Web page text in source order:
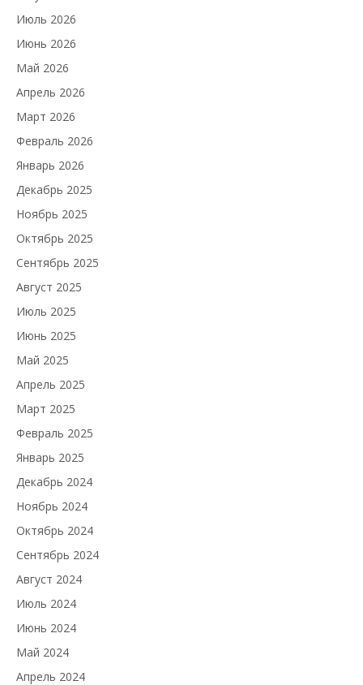
Июль 2026
Июнь 2026
Май 2026
Апрель 2026
Март 2026
Февраль 2026
Январь 2026
Декабрь 2025
Ноябрь 2025
Октябрь 2025
Сентябрь 2025
Август 2025
Июль 2025
Июнь 2025
Май 2025
Апрель 2025
Март 2025
Февраль 2025
Январь 2025
Декабрь 2024
Ноябрь 2024
Октябрь 2024
Сентябрь 2024
Август 2024
Июль 2024
Июнь 2024
Май 2024
Апрель 2024